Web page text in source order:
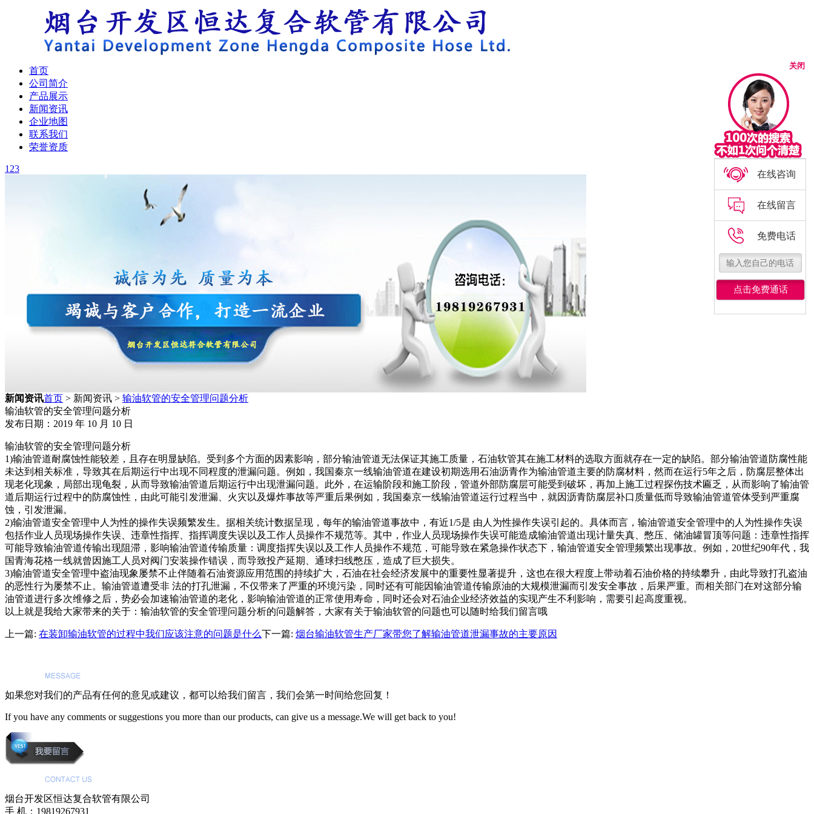
首页
公司简介
产品展示
新闻资讯
企业地图
联系我们
荣誉资质
1 23
新闻资讯首页 > 新闻资讯 > 输油软管的安全管理问题分析
输油软管的安全管理问题分析
发布日期：2019 年 10 月 10 日
输油软管的安全管理问题分析
1)输油管道耐腐蚀性能较差，且存在明显缺陷。受到多个方面的因素影响，部分输油管道无法保证其施工质量，石油软管其在施工材料的选取方面就存在一定的缺陷。部分输油管道防腐性能
未达到相关标准，导致其在后期运行中出现不同程度的泄漏问题。例如，我国秦京一线输油管道在建设初期选用石油沥青作为输油管道主要的防腐材料，然而在运行5年之后，防腐层整体出
现老化现象，局部出现龟裂，从而导致输油管道后期运行中出现泄漏问题。此外，在运输阶段和施工阶段，管道外部防腐层可能受到破坏，再加上施工过程探伤技术匾乏，从而影响了输油管
道后期运行过程中的防腐蚀性，由此可能引发泄漏、火灾以及爆炸事故等严重后果例如，我国秦京一线输油管道运行过程当中，就因沥青防腐层补口质量低而导致输油管道管体受到严重腐
蚀，引发泄漏。
2)输油管道安全管理中人为性的操作失误频繁发生。据相关统计数据呈现，每年的输油管道事故中，有近1/5是 由人为性操作失误引起的。具体而言，输油管道安全管理中的人为性操作失误
包括作业人员现场操作失误、违章性指挥、指挥调度失误以及工作人员操作不规范等。其中，作业人员现场操作失误可能造成输油管道出现计量失真、憋压、储油罐冒顶等问题：违章性指挥
可能导致输油管道传输出现阻滞，影响输油管道传输质量：调度指挥失误以及工作人员操作不规范，可能导致在紧急操作状态下，输油管道安全管理频繁出现事故。例如，20世纪90年代，我
国青海花格一线就曾因施工人员对阀门安装操作错误，而导致投产延期、通球扫线憋压，造成了巨大损失。
3)输油管道安全管理中盗油现象屡禁不止伴随着石油资源应用范围的持续扩大，石油在社会经济发展中的重要性显著提升，这也在很大程度上带动着石油价格的持续攀升，由此导致打孔盗油
的恶性行为屡禁不止。输油管道遭受非 法的打孔泄漏，不仅带来了严重的环境污染，同时还有可能因输油管道传输原油的大规模泄漏而引发安全事故，后果严重。而相关部门在对这部分输
油管道进行多次维修之后，势必会加速输油管道的老化，影响输油管道的正常使用寿命，同时还会对石油企业经济效益的实现产生不利影响，需要引起高度重视。
以上就是我给大家带来的关于：输油软管的安全管理问题分析的问题解答，大家有关于输油软管的问题也可以随时给我们留言哦
上一篇: 在装卸输油软管的过程中我们应该注意的问题是什么下一篇: 烟台输油软管生产厂家带您了解输油管道泄漏事故的主要原因
如果您对我们的产品有任何的意见或建议，都可以给我们留言，我们会第一时间给您回复！
If you have any comments or suggestions you more than our products, can give us a message.We will get back to you!
烟台开发区恒达复合软管有限公司
手 机：19819267931